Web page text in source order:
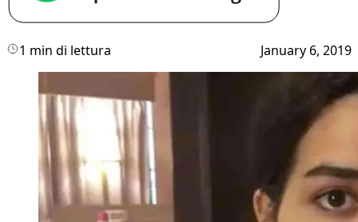
1 min di lettura January 6, 2019